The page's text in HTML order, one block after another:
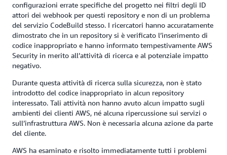
configurazioni errate specifiche del progetto nei filtri degli ID
attori dei webhook per questi repository e non di un problema
del servizio CodeBuild stesso. I ricercatori hanno accuratamente
dimostrato che in un repository si è verificato l’inserimento di
codice inappropriato e hanno informato tempestivamente AWS
Security in merito all’attività di ricerca e al potenziale impatto
negativo.
Durante questa attività di ricerca sulla sicurezza, non è stato
introdotto del codice inappropriato in alcun repository
interessato. Tali attività non hanno avuto alcun impatto sugli
ambienti dei clienti AWS, né alcuna ripercussione sui servizi o
sull’infrastruttura AWS. Non è necessaria alcuna azione da parte
del cliente.
AWS ha esaminato e risolto immediatamente tutti i problemi